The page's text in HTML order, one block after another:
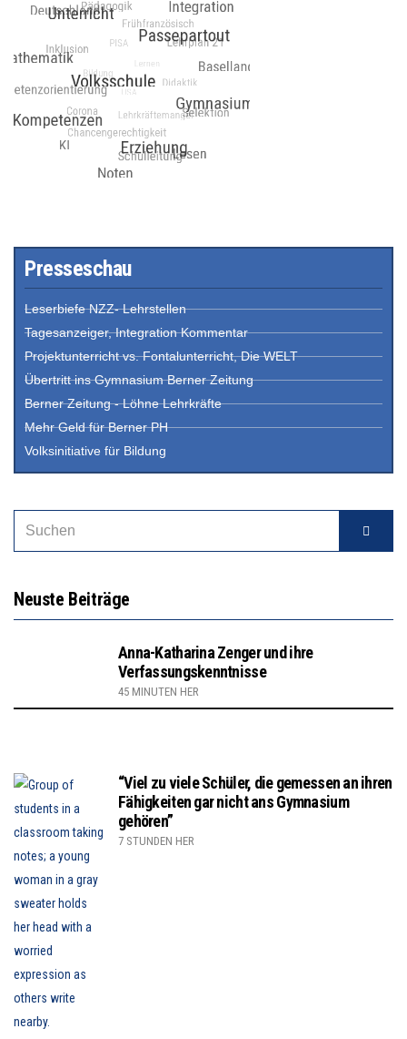
Presseschau
Leserbiefe NZZ- Lehrstellen
Tagesanzeiger, Integration Kommentar
Projektunterricht vs. Fontalunterricht, Die WELT
Übertritt ins Gymnasium Berner Zeitung
Berner Zeitung - Löhne Lehrkräfte
Mehr Geld für Berner PH
Volksinitiative für Bildung
Neuste Beiträge
Anna-Katharina Zenger und ihre
Verfassungskenntnisse
45 MINUTEN HER
“Viel zu viele Schüler, die gemessen an ihren
Fähigkeiten gar nicht ans Gymnasium
gehören”
7 STUNDEN HER